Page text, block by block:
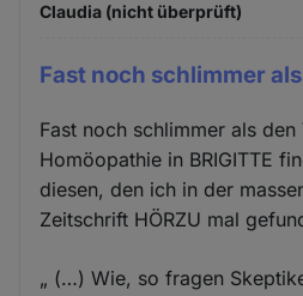
Claudia (nicht überprüft)
Fast noch schlimmer
Fast noch schlimmer als
Homöopathie in BRIGITTE
diesen, den ich in der
Zeitschrift HÖRZU mal
„ (…) Wie, so fragen